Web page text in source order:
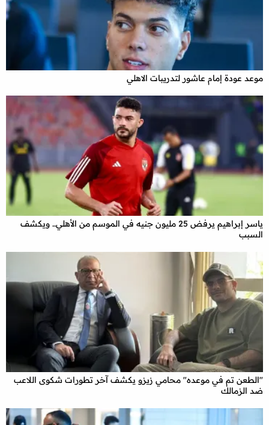
موعد عودة إمام عاشور لتدريبات الاهلي
ياسر إبراهيم يرفض 25 مليون جنيه في الموسم من الأهلي.. ويكشف
السبب
"الطعن تم في موعده" محامي زيزو يكشف آخر تطورات شكوى اللاعب
ضد الزمالك